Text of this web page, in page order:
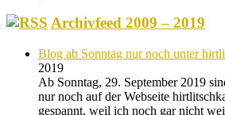
Archivfeed 2009 – 2019
Blog ab Sonntag nur noch unter
2019
Ab Sonntag, 29. September 2019
nur noch auf der Webseite
gespannt, weil ich noch gar nicht